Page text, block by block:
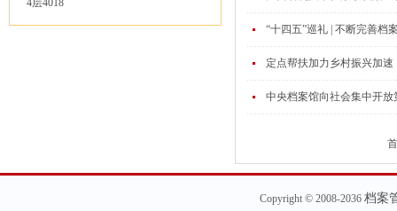
4层4018
“十四五”巡礼 | 不断完善档
定点帮扶加力乡村振兴加速
中央档案馆向社会集中开
Copyright © 2008-2036 档案